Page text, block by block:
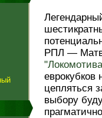
РПЛ —
еврокубков
цепляться
выбору